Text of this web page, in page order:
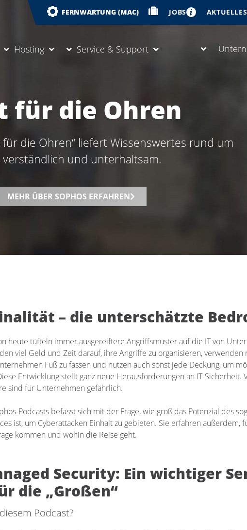
FERNWARTUNG (MAC) JOBS AKTUELLES
Hosting Service & Support
für die Ohren
für die Ohren“ liefert Wissenswertes rund um
verständlich und unterhaltsam.
MEHR ÜBER SOPHOS ERFAHREN
– die unterschätzte
heute tüfteln immer ausgereiftere Angriffsmuster auf die IT von
viel Geld und Zeit darauf, ihre Angriffe zu organisieren,
Fuß zu fassen und nutzen auch sonst jede Deckung, um
Entwicklung stellt ganz neue Herausforderungen an IT-Sicherheit.
sind für Unternehmen gefährlich.
Podcasts befasst sich mit der Frage, wie groß das Potenzial des
ist, um Cyberattacken Einhalt zu gebieten. Sie erfahren außerdem,
kommen und wohin die Reise geht.
Security: Ein wichtiger
die „Großen“
Podcast?